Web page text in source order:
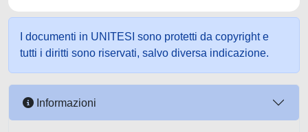
I documenti in UNITESI sono protetti da copyright e
tutti i diritti sono riservati, salvo diversa indicazione.
Informazioni